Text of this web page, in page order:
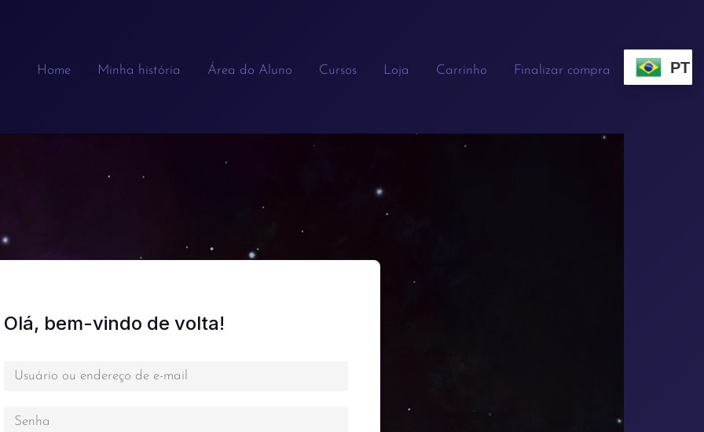
Home Minha história Área do Aluno Cursos Loja Carrinho Finalizar compra PT
Olá, bem-vindo de volta!